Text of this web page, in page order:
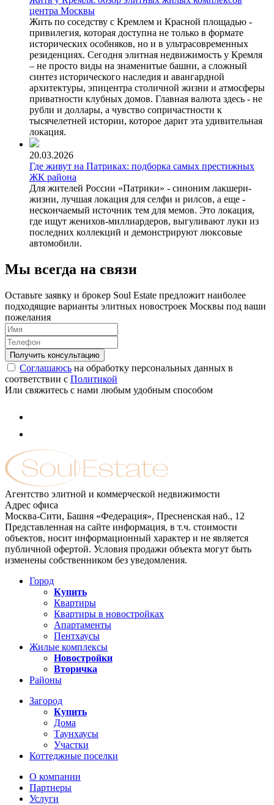
центра Москвы
Жить по соседству с Кремлем и Красной площадью -
привилегия, которая доступна не только в формате
исторических особняков, но и в ультрасовременных
резиденциях. Сегодня элитная недвижимость у Кремля
– не просто виды на знаменитые башни, а сложный
синтез исторического наследия и авангардной
архитектуры, эпицентра столичной жизни и атмосферы
приватности клубных домов. Главная валюта здесь - не
рубли и доллары, а чувство сопричастности к
тысячелетней истории, которое дарит эта удивительная
локация.
20.03.2026
Где живут на Патриках: подборка самых престижных
ЖК района
Для жителей России «Патрики» - синоним лакшери-
жизни, лучшая локация для селфи и рилсов, а еще -
нескончаемый источник тем для мемов. Это локация,
где ищут женихов-миллиардеров, выгуливают луки из
последних коллекций и демонстрируют люксовые
автомобили.
Мы всегда на связи
Оставьте заявку и брокер Soul Estate предложит наиболее
подходящие варианты элитных новостроек Москвы под ваши
пожелания
Соглашаюсь на обработку персональных данных в
соответствии с Политикой
Или свяжитесь с нами любым удобным способом
Агентство элитной и коммерческой недвижимости
Адрес офиса
Москва-Сити, Башня «Федерация», Пресненская наб., 12
Представленная на сайте информация, в т.ч. стоимости
объектов, носит информационный характер и не является
публичной офертой. Условия продажи объекта могут быть
изменены собственником без уведомления.
Город
Купить
Квартиры
Квартиры в новостройках
Апартаменты
Пентхаусы
Жилые комплексы
Новостройки
Вторичка
Районы
Загород
Купить
Дома
Таунхаусы
Участки
Коттеджные поселки
О компании
Партнеры
Услуги